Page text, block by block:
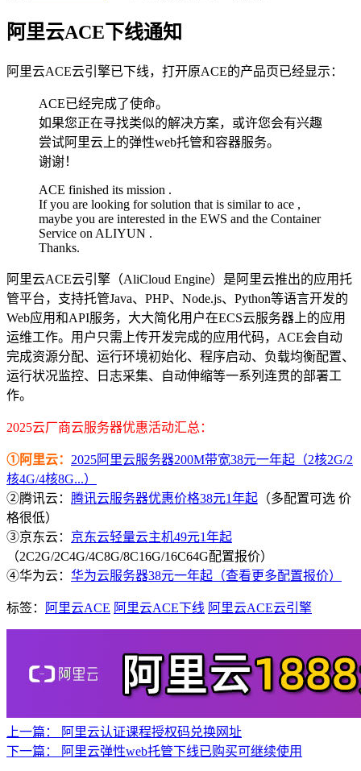
阿里云ACE下线通知
阿里云ACE云引擎已下线，打开原ACE的产品页已经显示：
ACE已经完成了使命。
如果您正在寻找类似的解决方案，或许您会有兴趣
尝试阿里云上的弹性web托管和容器服务。
谢谢！
ACE finished its mission .
If you are looking for solution that is similar to ace ,
maybe you are interested in the EWS and the Container
Service on ALIYUN .
Thanks.
阿里云ACE云引擎（AliCloud Engine）是阿里云推出的应用托
管平台，支持托管Java、PHP、Node.js、Python等语言开发的
Web应用和API服务，大大简化用户在ECS云服务器上的应用
运维工作。用户只需上传开发完成的应用代码，ACE会自动
完成资源分配、运行环境初始化、程序启动、负载均衡配置、
运行状况监控、日志采集、自动伸缩等一系列连贯的部署工
作。
2025云厂商云服务器优惠活动汇总：
①阿里云： 2025阿里云服务器200M带宽38元一年起（2核2G/2
核4G/4核8G...）
②腾讯云： 腾讯云服务器优惠价格38元1年起 （多配置可选 价
格很低）
③京东云： 京东云轻量云主机49元1年起
（2C2G/2C4G/4C8G/8C16G/16C64G配置报价）
④华为云： 华为云服务器38元一年起（查看更多配置报价）
标签： 阿里云ACE 阿里云ACE下线 阿里云ACE云引擎
上一篇：
阿里云认证课程授权码兑换网址
下一篇：
阿里云弹性web托管下线已购买可继续使用